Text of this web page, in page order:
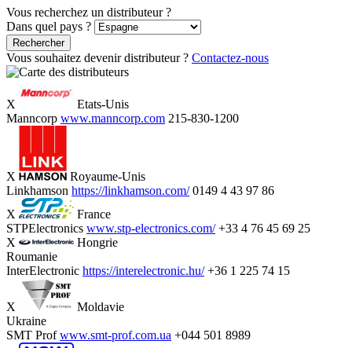
Vous recherchez un distributeur ?
Dans quel pays ?
Rechercher
Vous souhaitez devenir distributeur ? Contactez-nous
X
Etats-Unis
Manncorp www.manncorp.com 215-830-1200
X
Royaume-Unis
Linkhamson https://linkhamson.com/ 0149 4 43 97 86
X
France
STPElectronics www.stp-electronics.com/ +33 4 76 45 69 25
X
Hongrie
Roumanie
InterElectronic https://interelectronic.hu/ +36 1 225 74 15
X
Moldavie
Ukraine
SMT Prof www.smt-prof.com.ua +044 501 8989